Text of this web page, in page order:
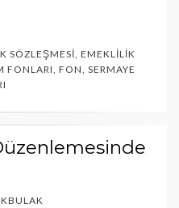
SÖZLEŞMESI, EMEKLILIK
FONLARI, FON, SERMAYE